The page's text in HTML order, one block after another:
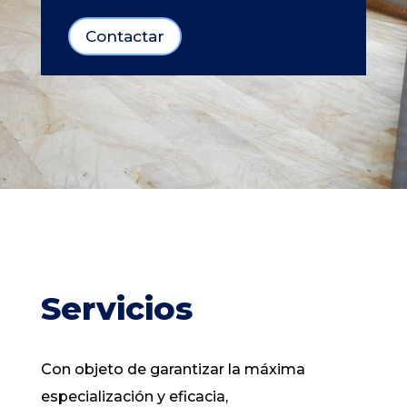
Contactar
Servicios
Con objeto de garantizar la máxima
especialización y eficacia,